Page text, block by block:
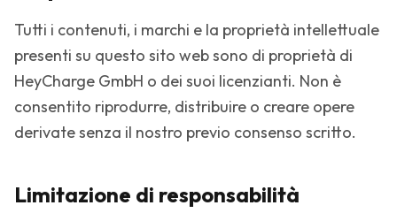
Tutti i contenuti, i marchi e la proprietà intellettuale
presenti su questo sito web sono di proprietà di
HeyCharge GmbH o dei suoi licenzianti. Non è
consentito riprodurre, distribuire o creare opere
derivate senza il nostro previo consenso scritto.
Limitazione di responsabilità